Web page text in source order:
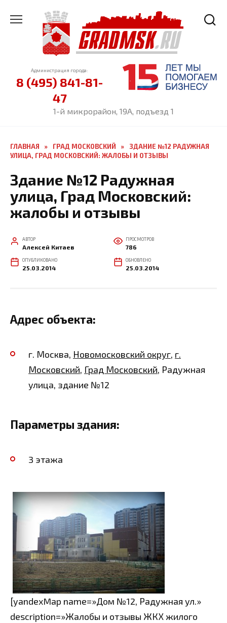
содержанию
Администрация города:
8 (495) 841-81-
47
1-й микрорайон, 19А, подъезд 1
ГЛАВНАЯ » ГРАД МОСКОВСКИЙ »
ЗДАНИЕ №12 РАДУЖНАЯ
УЛИЦА, ГРАД МОСКОВСКИЙ: ЖАЛОБЫ И ОТЗЫВЫ
Здание №12 Радужная
улица, Град Московский:
жалобы и отзывы
АВТОР
Алексей Китаев
ПРОСМОТРОВ
786
ОПУБЛИКОВАНО
25.03.2014
ОБНОВЛЕНО
25.03.2014
Адрес объекта:
г. Москва, Новомосковский округ, г.
Московский, Град Московский, Радужная
улица, здание №12
Параметры здания:
3 этажа
[yandexMap name=»Дом №12, Радужная ул.»
description=»Жалобы и отзывы ЖКХ жилого